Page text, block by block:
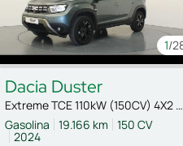
1/
Dacia Duster
Extreme TCE 110kW (150CV) 4X2 EDC
Gasolina
19.166 km 150 CV
2024